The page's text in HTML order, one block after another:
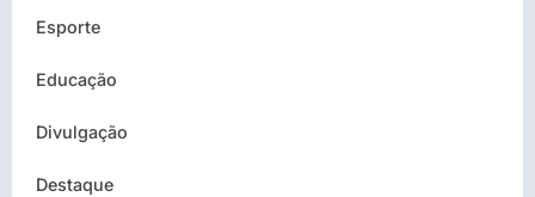
Esporte
Educação
Divulgação
Destaque